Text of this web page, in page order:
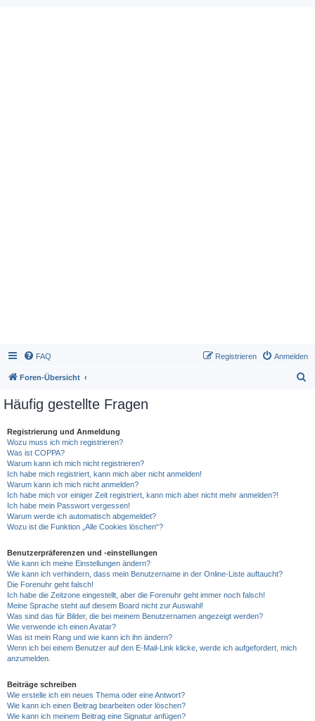
FAQ Anmelden
Registrieren
Foren-Übersicht
Häufig gestellte Fragen
Registrierung und Anmeldung
Wozu muss ich mich registrieren?
Was ist COPPA?
Warum kann ich mich nicht registrieren?
Ich habe mich registriert, kann mich aber nicht anmelden!
Warum kann ich mich nicht anmelden?
Ich habe mich vor einiger Zeit registriert, kann mich aber nicht mehr anmelden?!
Ich habe mein Passwort vergessen!
Warum werde ich automatisch abgemeldet?
Wozu ist die Funktion „Alle Cookies löschen“?
Benutzerpräferenzen und -einstellungen
Wie kann ich meine Einstellungen ändern?
Wie kann ich verhindern, dass mein Benutzername in der Online-Liste auftaucht?
Die Forenuhr geht falsch!
Ich habe die Zeitzone eingestellt, aber die Forenuhr geht immer noch falsch!
Meine Sprache steht auf diesem Board nicht zur Auswahl!
Was sind das für Bilder, die bei meinem Benutzernamen angezeigt werden?
Wie verwende ich einen Avatar?
Was ist mein Rang und wie kann ich ihn ändern?
Wenn ich bei einem Benutzer auf den E-Mail-Link klicke, werde ich aufgefordert, mich
anzumelden.
Beiträge schreiben
Wie erstelle ich ein neues Thema oder eine Antwort?
Wie kann ich einen Beitrag bearbeiten oder löschen?
Wie kann ich meinem Beitrag eine Signatur anfügen?